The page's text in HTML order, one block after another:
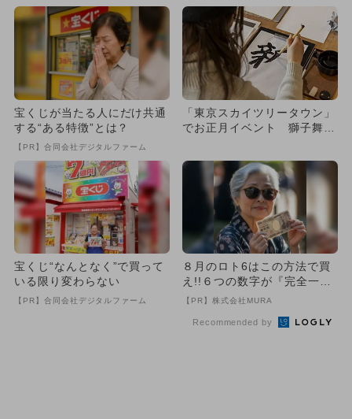
集...
宝くじが当たる人にだけ共通
する“ある特徴”とは？
【PR】合同会社デジタルファーム
「東京スカイツリータウン」
でお正月イベント 獅子舞や
宝くじ“なんとなく”で買って
いる限り変わらない
【PR】合同会社デジタルファーム
８月のロト6はこの方法で買
え!!６つの数字が『完全一
致』する方法
【PR】株式会社MURA
Recommended by